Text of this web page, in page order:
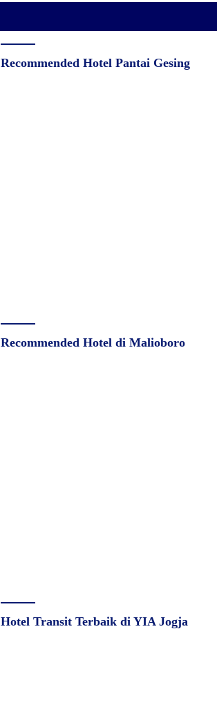
Recommended Hotel Pantai Gesing
Recommended Hotel di Malioboro
Hotel Transit Terbaik di YIA Jogja